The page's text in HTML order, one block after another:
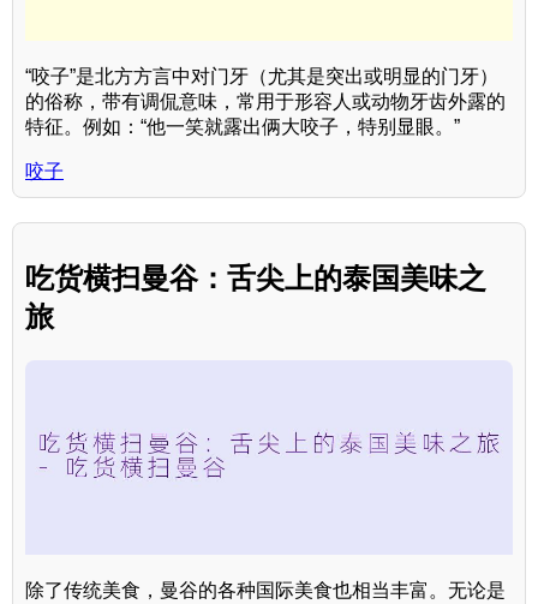
“咬子”是北方方言中对门牙（尤其是突出或明显的门牙）
的俗称，带有调侃意味，常用于形容人或动物牙齿外露的
特征。例如：“他一笑就露出俩大咬子，特别显眼。”
咬子
吃货横扫曼谷：舌尖上的泰国美味之
旅
除了传统美食，曼谷的各种国际美食也相当丰富。无论是